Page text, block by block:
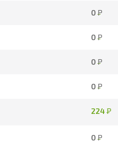
0Р
0Р
0Р
0Р
224Р
0Р